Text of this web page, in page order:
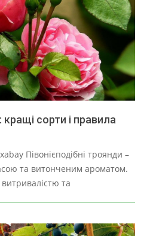
сорти і правила
Півонієподібні троянди –
та витонченим ароматом.
та